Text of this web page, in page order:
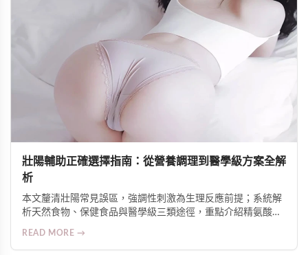
壯陽輔助正確選擇指南：從營養調理到醫學級方案全解
析
本文釐清壯陽常見誤區，強調性刺激為生理反應前提；系統解
析天然食物、保健食品與醫學級三類途徑，重點介紹精氨酸潤
READ MORE →